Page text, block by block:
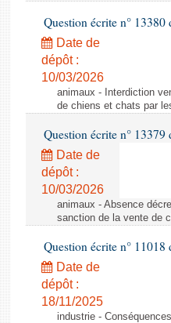
Dossiers législatifs
Budget et sécurité sociale
Questions écrites et orales
Comptes rendus des débats
Question écrite n°
Date de
dépôt :
10/03/2026
animaux - Interdiction
de chiens et chats par
Question écrite n°
Date de
dépôt :
10/03/2026
animaux - Absence
sanction de la vente de
Question écrite n°
Date de
dépôt :
18/11/2025
industrie -